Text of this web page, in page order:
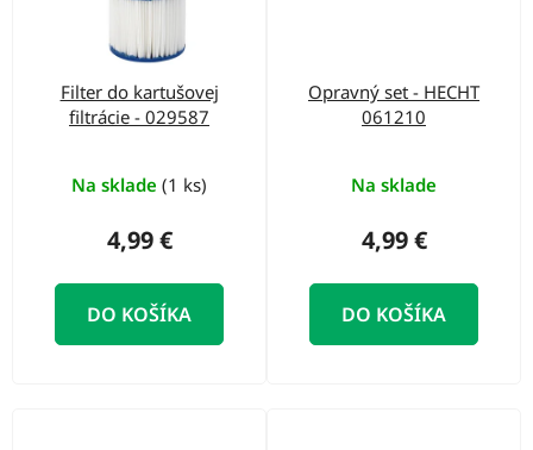
Filter do kartušovej
filtrácie - 029587
Na sklade (1 ks)
4,99 €
DO KOŠÍKA
Opravný set - HECHT
061210
Na sklade
4,99 €
DO KOŠÍKA